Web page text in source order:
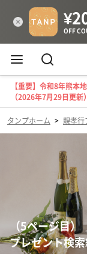
【重要】令和8年熊本
（2026年7月29日更新）
タンプホーム > 親孝行
（5ページ目
プレゼント検